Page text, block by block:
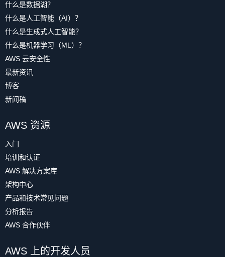
什么是数据湖？
什么是人工智能（AI）？
什么是生成式人工智能？
什么是机器学习（ML）？
AWS 云安全性
最新资讯
博客
新闻稿
AWS 资源
入门
培训和认证
AWS 解决方案库
架构中心
产品和技术常见问题
分析报告
AWS 合作伙伴
AWS 上的开发人员